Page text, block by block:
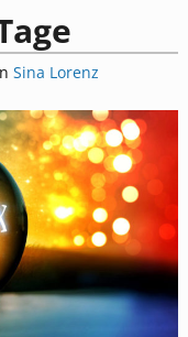
Sina Lorenz